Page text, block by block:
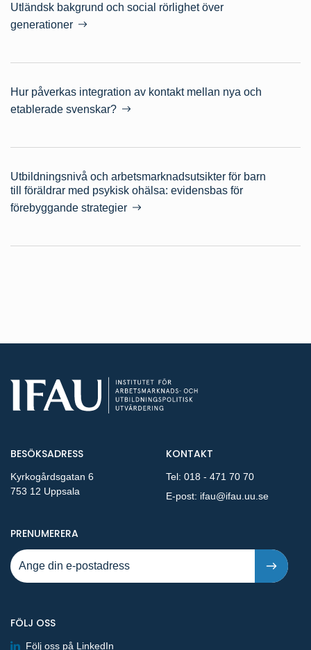
Utländsk bakgrund och social rörlighet över
generationer
Hur påverkas integration av kontakt mellan nya och
etablerade svenskar?
Utbildningsnivå och arbetsmarknadsutsikter för barn
till föräldrar med psykisk ohälsa: evidensbas för
förebyggande strategier
BESÖKSADRESS
Kyrkogårdsgatan 6
753 12 Uppsala
KONTAKT
Tel: 018 - 471 70 70
E-post: ifau@ifau.uu.se
PRENUMERERA
FÖLJ OSS
Följ oss på LinkedIn